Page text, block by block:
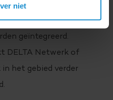
niet
kijkt op welke
van Rodin zo
geïntegreerd.
DELTA Netwerk of
het gebied verder